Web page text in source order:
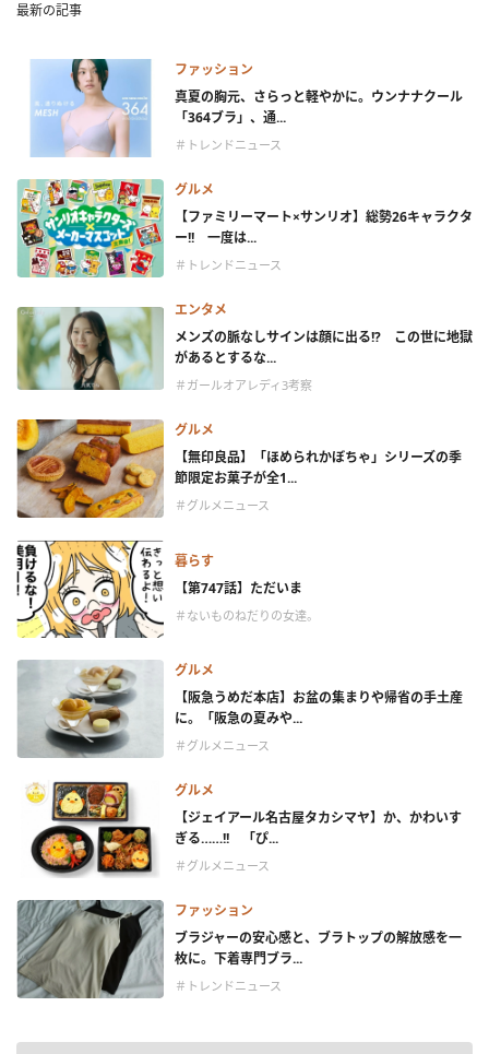
最新の記事
ファッション
真夏の胸元、さらっと軽やかに。ウンナナクール
「364ブラ」、通...
＃トレンドニュース
グルメ
【ファミリーマート×サンリオ】総勢26キャラクタ
ー!! 一度は...
＃トレンドニュース
エンタメ
メンズの脈なしサインは顔に出る!? この世に地獄
があるとするな...
＃ガールオアレディ3考察
グルメ
【無印良品】「ほめられかぼちゃ」シリーズの季
節限定お菓子が全1...
＃グルメニュース
暮らす
【第747話】ただいま
＃ないものねだりの女達。
グルメ
【阪急うめだ本店】お盆の集まりや帰省の手土産
に。「阪急の夏みや...
＃グルメニュース
グルメ
【ジェイアール名古屋タカシマヤ】か、かわいす
ぎる……!! 「ぴ...
＃グルメニュース
ファッション
ブラジャーの安心感と、ブラトップの解放感を一
枚に。下着専門ブラ...
＃トレンドニュース